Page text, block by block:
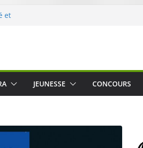
et
à
audio
JEUNESSE CONCOURS